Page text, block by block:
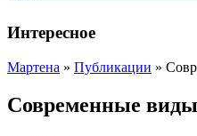
Интересное
Мартена » Публикации »
Современные